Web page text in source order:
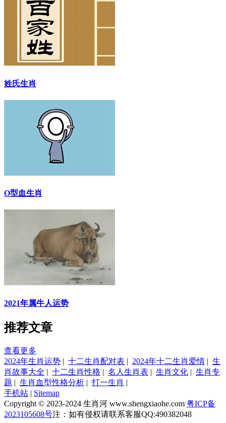
姓氏生肖
O型血生肖
2021年属牛人运势
推荐文章
查看更多
2024年生肖运势 | 十二生肖配对表 | 2024年十二生肖爱情 | 生
肖故事大全 | 十二生肖性格 | 名人生肖表 | 生肖文化 | 生肖专
题 | 生肖血型性格分析 | 打一生肖 |
手机站 | Sitemap
Copyright © 2023-2024 生肖河 www.shengxiaohe.com 粤ICP备
2023105608号注：如有侵权请联系客服QQ:490382048